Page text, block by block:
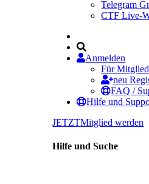
Telegram
CTF Live-
Anmelden
Für
neu
FAQ /
Hilfe und
JETZTMitglied werden
Hilfe und Suche